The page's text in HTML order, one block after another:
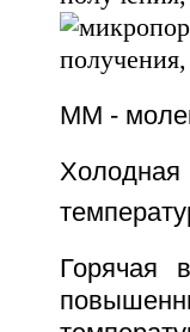
MM -
Горячая